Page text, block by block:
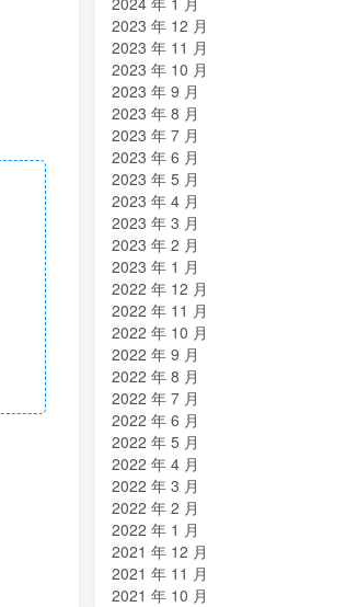
2023 年 12 月
2023 年 11 月
2023 年 10 月
2023 年 9 月
2023 年 8 月
2023 年 7 月
2023 年 6 月
2023 年 5 月
2023 年 4 月
2023 年 3 月
2023 年 2 月
2023 年 1 月
2022 年 12 月
2022 年 11 月
2022 年 10 月
2022 年 9 月
2022 年 8 月
2022 年 7 月
2022 年 6 月
2022 年 5 月
2022 年 4 月
2022 年 3 月
2022 年 2 月
2022 年 1 月
2021 年 12 月
2021 年 11 月
2021 年 10 月